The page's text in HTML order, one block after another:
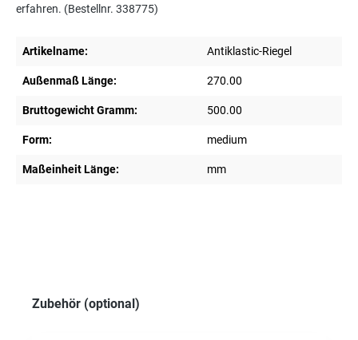
erfahren. (Bestellnr. 338775)
Artikelname: Antiklastic-Riegel
Außenmaß Länge: 270.00
Bruttogewicht Gramm: 500.00
Form: medium
Maßeinheit Länge: mm
Produktgalerie überspringen
Zubehör (optional)